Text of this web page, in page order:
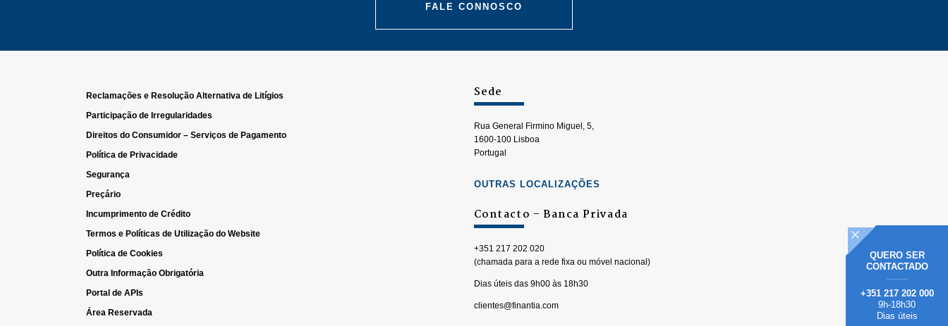
FALE CONNOSCO
QUERO SER
CONTACTADO
+351 217 202 000
9h-18h30
Dias úteis
Reclamações e Resolução Alternativa de Litígios
Participação de Irregularidades
Direitos do Consumidor – Serviços de Pagamento
Política de Privacidade
Segurança
Preçário
Incumprimento de Crédito
Termos e Políticas de Utilização do Website
Política de Cookies
Outra Informação Obrigatória
Portal de APIs
Área Reservada
Sede
Rua General Firmino Miguel, 5,
1600-100 Lisboa
Portugal
OUTRAS LOCALIZAÇÕES
Contacto – Banca Privada
+351 217 202 020
(chamada para a rede fixa ou móvel nacional)
Dias úteis das 9h00 às 18h30
clientes@finantia.com